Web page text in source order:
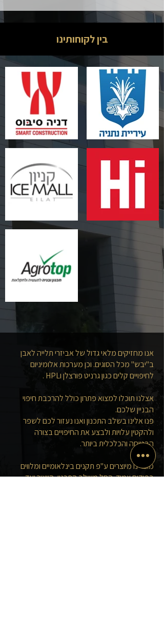
בין לקוחותינו
אנו מחזיקים מלאי גדול של אביזרי תלייה לאבן
ב"יבש" מכל הסוגים. וכן מערכות אלומיניום
לחיפויים קלים כגון גרניט פורצלן וHPL .
אצלנו תוכלו למצוא פתרון כולל להרכבת חיפוי
הבניין שלכם.
פנו אלינו בשלב התכנון ואנו נעזור לכם לשפר
ולהקטין עלויות ולבצע את החיפויים בצורה
הבטוחה והכלכלית ביותר.
מוצרינו מיוצרים ע"פ תקנים בינלאומיים ומלווים
בפיקוח צמוד. החל משלב התכנון, הייצור ועד